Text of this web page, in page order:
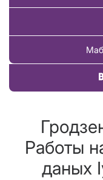
Работы
даных